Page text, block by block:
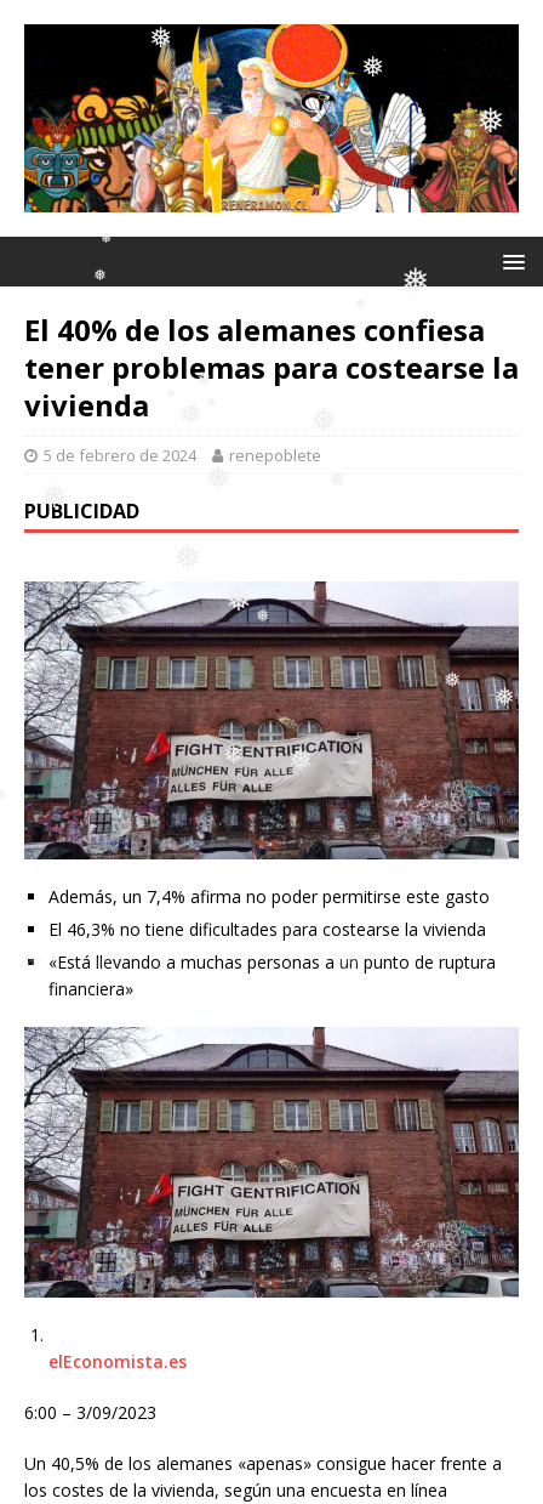
❅
❅
❅
❅
❅
❅
❅
❅
❅
❅ ❅ ❅
❅
❅
❅
❅
❅
❅
❅ ❅
El 40% de los alemanes confiesa
tener problemas para costearse la
vivienda
5 de febrero de 2024 renepoblete
PUBLICIDAD
Además, un 7,4% afirma no poder permitirse este gasto
El 46,3% no tiene dificultades para costearse la vivienda
«Está llevando a muchas personas a un punto de ruptura
financiera»
elEconomista.es
6:00 – 3/09/2023
Un 40,5% de los alemanes «apenas» consigue hacer frente a
los costes de la vivienda, según una encuesta en línea